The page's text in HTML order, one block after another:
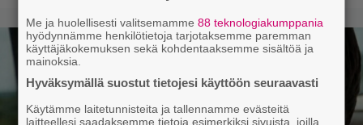
Me ja huolellisesti valitsemamme88 teknologiakumppania
hyödynnämme henkilötietoja tarjotaksemme paremman
käyttäjäkokemuksen sekä kohdentaaksemme sisältöä ja
mainoksia.
Hyväksymällä suostut tietojesi käyttöön seuraavasti
Käytämme laitetunnisteita ja tallennamme evästeitä
laitteellesi saadaksemme tietoja esimerkiksi sivuista, joilla